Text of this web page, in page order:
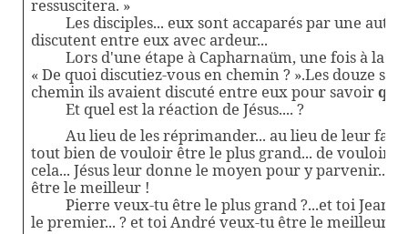
ressuscitera. »
Les disciples... eux sont accaparés par une
discutent entre eux avec ardeur...
Lors d'une étape à Capharnaüm, une fois à la
« De quoi discutiez-vous en chemin ? ».Les douze
chemin ils avaient discuté entre eux pour savoirqui
Et quel est la réaction de Jésus.... ?
Au lieu de les réprimander... au lieu de leur
tout bien de vouloir être le plus grand... de vouloir
cela... Jésus leur donne le moyen pour y parvenir...
être le meilleur !
Pierre veux-tu être le plus grand ?...et toi Jean
le premier... ? et toi André veux-tu être le meilleurs